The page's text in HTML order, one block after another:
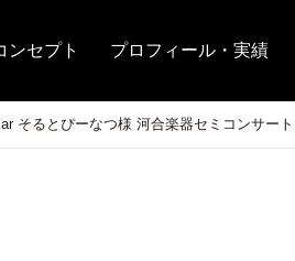
ンセプト プロフィール・実績
そるとぴーなつ様 河合楽器セミコンサー